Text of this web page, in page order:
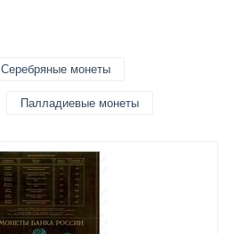
Серебряные монеты
Палладиевые монеты